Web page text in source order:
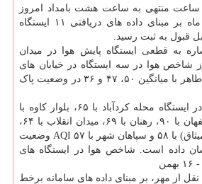
کلانشهر اصفهان در ۲۴ ساعت منتهی به ساعت هشت بامداد امروز
یکشنبه شانزدهم بهمن ماه بر مبنای داده های دریافتی ۱۱ ایستگاه
قبول به ثبت رسید.
به قطعی ایستگاه پایش هوا در میدان
شاخص هوا در سه ایستگاه در خیابان های
فیض، فرشادی و میرزا طاهر با میانگین ۵۰، ۴۷ و ۳۶ در وضعیت پاک
وی افزود: شاخص هوا در ایستگاه محله کردآباد با ۶۵، بلوار کاوه با
۸۹، دانشگاه صنعتی اصفهان با ۹۰، رهنان با ۶۹، میدان انقلاب با ۶۴،
محله ولدان (ورزشگاه میثاق) با ۵۸ و سپاهان شهر با ۵۷ AQI وضعیت
داده است. شاخص هوا در ایستگاه های
از مهر، بر مبنای داده های سامانه برخط